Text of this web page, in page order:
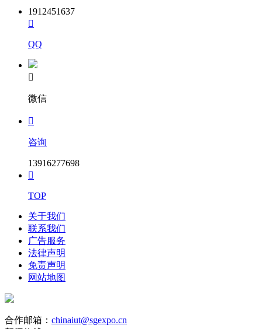
1912451637

QQ

微信

咨询
13916277698

TOP
关于我们
联系我们
广告服务
法律声明
免责声明
网站地图
合作邮箱： chinaiut@sgexpo.cn